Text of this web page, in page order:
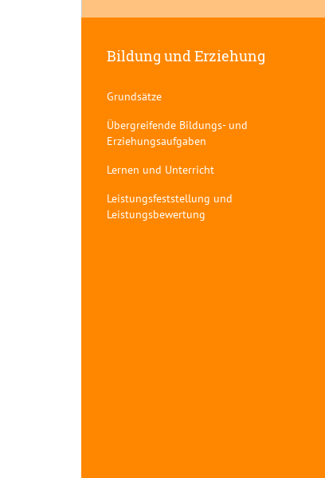
Bildung und Erziehung
Grundsätze
Übergreifende Bildungs- und
Erziehungsaufgaben
Lernen und Unterricht
Leistungsfeststellung und
Leistungsbewertung